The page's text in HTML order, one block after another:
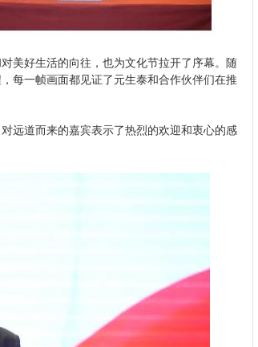
好生活的向往，也为文化节拉开了序幕。随
每一帧画面都见证了元生泰和合作伙伴们在推
道而来的嘉宾表示了热烈的欢迎和衷心的感